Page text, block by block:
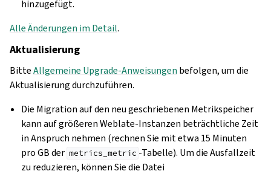
hinzugefügt.
Alle Änderungen im Detail.
Aktualisierung
BitteAllgemeine Upgrade-Anweisungen befolgen, um die
Aktualisierung durchzuführen.
Die Migration auf den neu geschriebenen Metrikspeicher
kann auf größeren Weblate-Instanzen beträchtliche Zeit
in Anspruch nehmen (rechnen Sie mit etwa 15 Minuten
pro GB der metrics_metric -Tabelle). Um die Ausfallzeit
zu reduzieren, können Sie die Datei